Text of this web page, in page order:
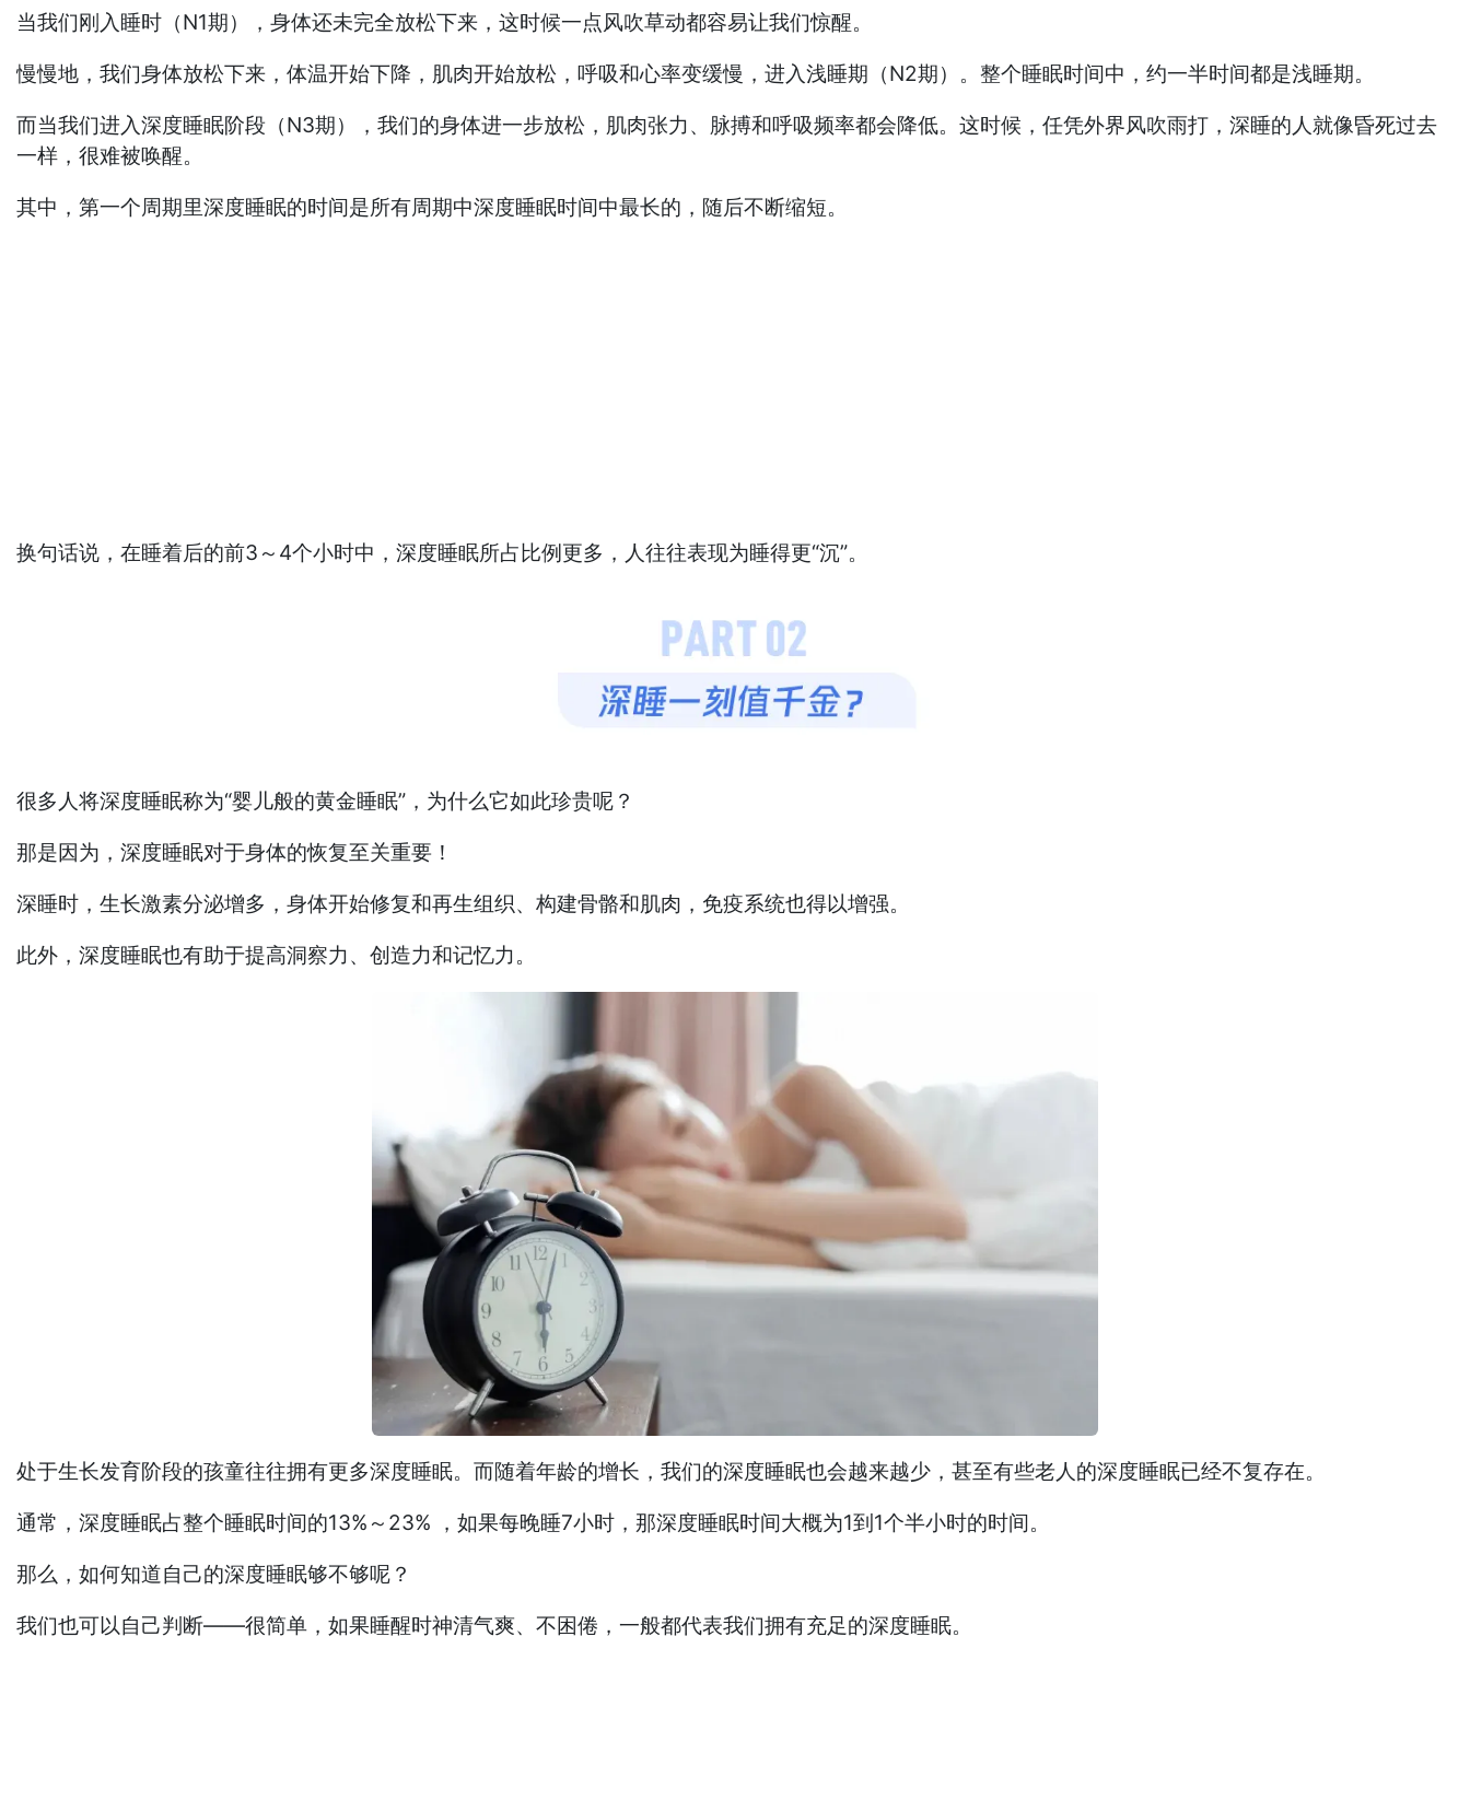
当我们刚入睡时（N1期），身体还未完全放松下来，这时候一点风吹草动都容易让我们惊醒。
慢慢地，我们身体放松下来，体温开始下降，肌肉开始放松，呼吸和心率变缓慢，进入浅睡期（N2期）。整个睡眠时间中，约一半时间都是浅睡期。
而当我们进入深度睡眠阶段（N3期），我们的身体进一步放松，肌肉张力、脉搏和呼吸频率都会降低。这时候，任凭外界风吹雨打，深睡的人就像昏死过去
一样，很难被唤醒。
其中，第一个周期里深度睡眠的时间是所有周期中深度睡眠时间中最长的，随后不断缩短。
换句话说，在睡着后的前3～4个小时中，深度睡眠所占⽐例更多，人往往表现为睡得更“沉”。
很多人将深度睡眠称为“婴儿般的黄金睡眠”，为什么它如此珍贵呢？
那是因为，深度睡眠对于身体的恢复至关重要！
深睡时，生长激素分泌增多，身体开始修复和再生组织、构建骨骼和肌肉，免疫系统也得以增强。
此外，深度睡眠也有助于提高洞察力、创造力和记忆力。
处于生长发育阶段的孩童往往拥有更多深度睡眠。而随着年龄的增长，我们的深度睡眠也会越来越少，甚至有些老人的深度睡眠已经不复存在。
通常，深度睡眠占整个睡眠时间的13%～23% ，如果每晚睡7小时，那深度睡眠时间大概为1到1个半小时的时间。
那么，如何知道自己的深度睡眠够不够呢？
我们也可以自己判断——很简单，如果睡醒时神清气爽、不困倦，一般都代表我们拥有充足的深度睡眠。